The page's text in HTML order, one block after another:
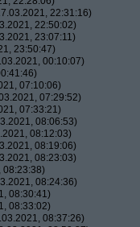
22:31:16)
22:50:02)
23:07:11)
23:50:47)
00:10:07)
07:10:06)
07:29:52)
07:33:21)
08:06:53)
08:12:03)
08:19:06)
08:23:03)
08:23:38)
08:24:36)
08:30:41)
08:33:02)
08:37:26)